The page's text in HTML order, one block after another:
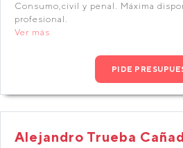
Consumo,civil y penal. Máxima
profesional.
Ver más
PIDE
Alejandro Trueba